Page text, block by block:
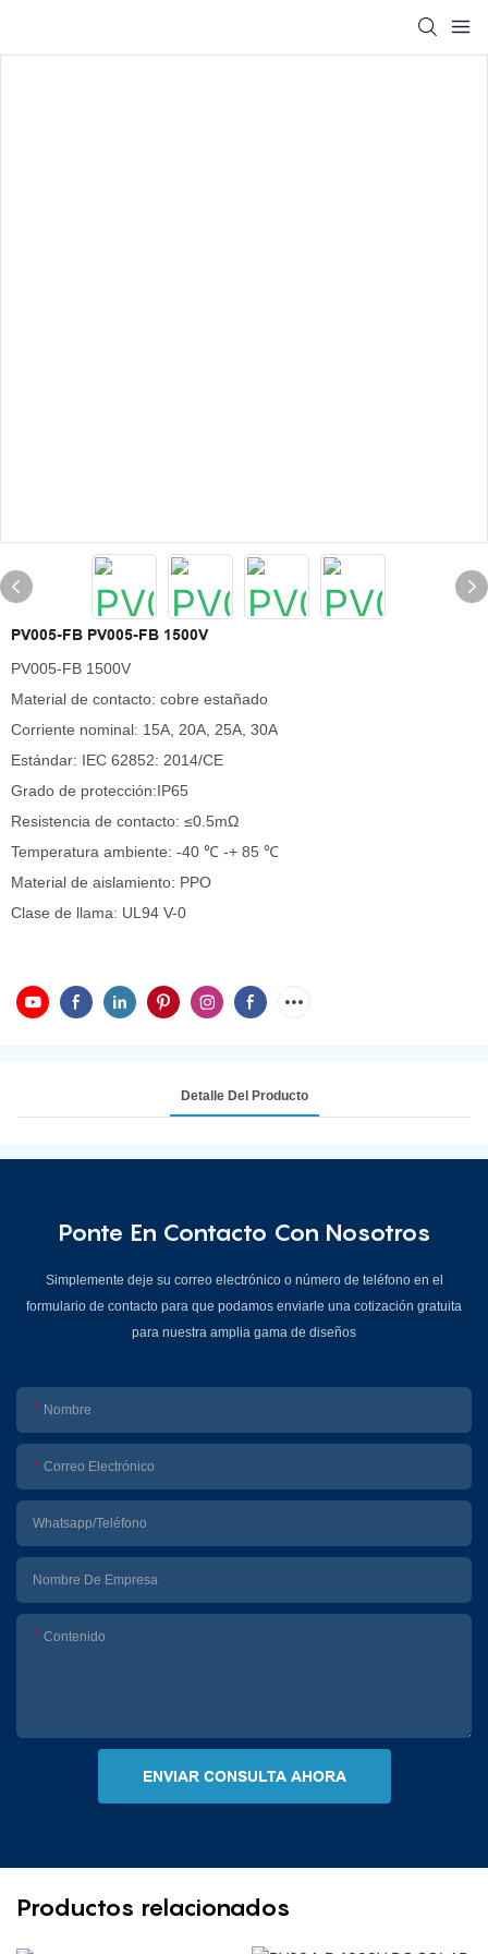
PV005-FB PV005-FB 1500V
PV005-FB 1500V
Material de contacto: cobre estañado
Corriente nominal: 15A, 20A, 25A, 30A
Estándar: IEC 62852: 2014/CE
Grado de protección:IP65
Resistencia de contacto: ≤0.5mΩ
Temperatura ambiente: -40 ℃ -+ 85 ℃
Material de aislamiento: PPO
Clase de llama: UL94 V-0
Detalle Del Producto
Ponte En Contacto Con Nosotros
Simplemente deje su correo electrónico o número de teléfono en el
formulario de contacto para que podamos enviarle una cotización gratuita
para nuestra amplia gama de diseños
Nombre
Correo Electrónico
Whatsapp/Teléfono
Nombre De Empresa
Contenido
ENVIAR CONSULTA AHORA
Productos relacionados